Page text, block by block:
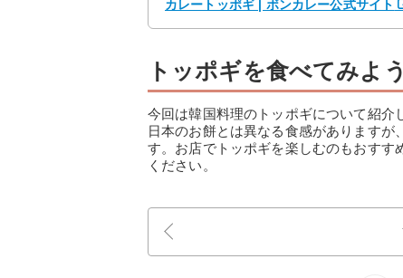
カレートッポギ | ボンカレー公式サイト
トッポギを食べてみよう
今回は韓国料理のトッポギについて紹介
日本のお餅とは異なる食感があります
す。お店でトッポギを楽しむのもおすす
ください。